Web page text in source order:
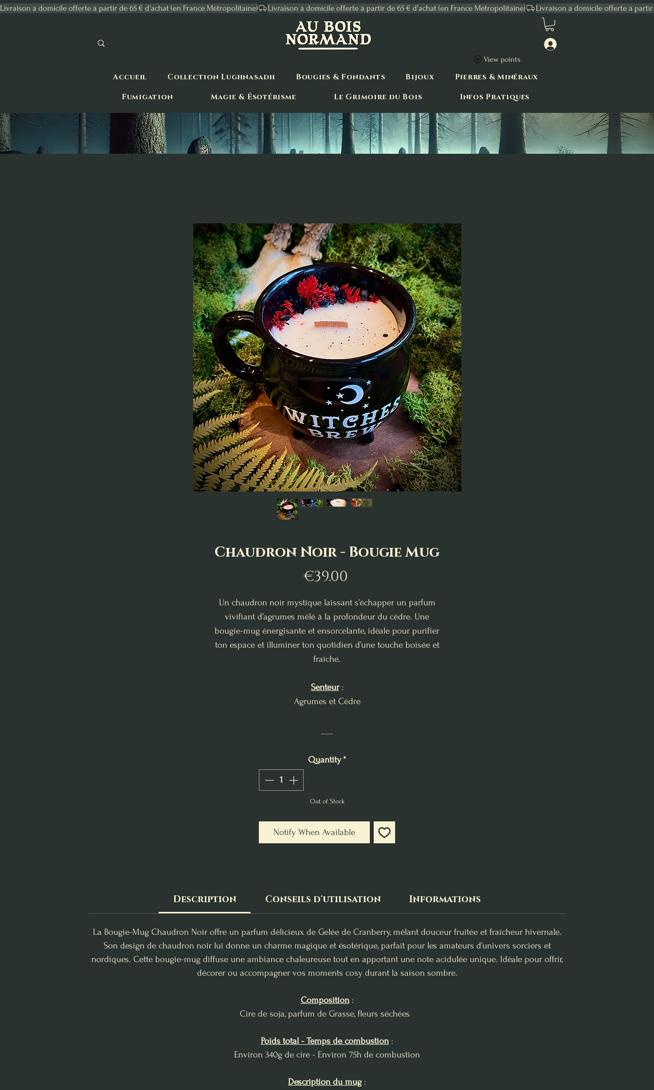
Livraison à domicile offerte à partir de 65 € d'achat (en France Métropolitaine)
Accueil Collection Lughnasadh Bougies & Fondants Bijoux
Pierres & Minéraux
Fumigation
Magie & Ésotérisme Le Grimoire du Bois Infos Pratiques
View points
Chaudron Noir - Bougie Mug
€39.00
Un chaudron noir mystique laissant s’échapper un parfum
vivifiant d’agrumes mêlé à la profondeur du cèdre. Une
bougie-mug énergisante et ensorcelante, idéale pour purifier
ton espace et illuminer ton quotidien d’une touche boisée et
fraîche.
Senteur:
Agrumes et Cèdre
Quantity*
Out of Stock
Notify When Available
Description Conseils d'utilisation Informations
La Bougie-Mug Chaudron Noir offre un parfum délicieux de Gelée de Cranberry, mêlant douceur fruitée et fraîcheur hivernale.
Son design de chaudron noir lui donne un charme magique et ésotérique, parfait pour les amateurs d’univers sorciers et
nordiques. Cette bougie-mug diffuse une ambiance chaleureuse tout en apportant une note acidulée unique. Idéale pour offrir,
décorer ou accompagner vos moments cosy durant la saison sombre.
Composition:
Cire de soja, parfum de Grasse, fleurs séchées
Poids total - Temps de combustion :
Environ 340g de cire - Environ 75h de combustion
Description du mug: